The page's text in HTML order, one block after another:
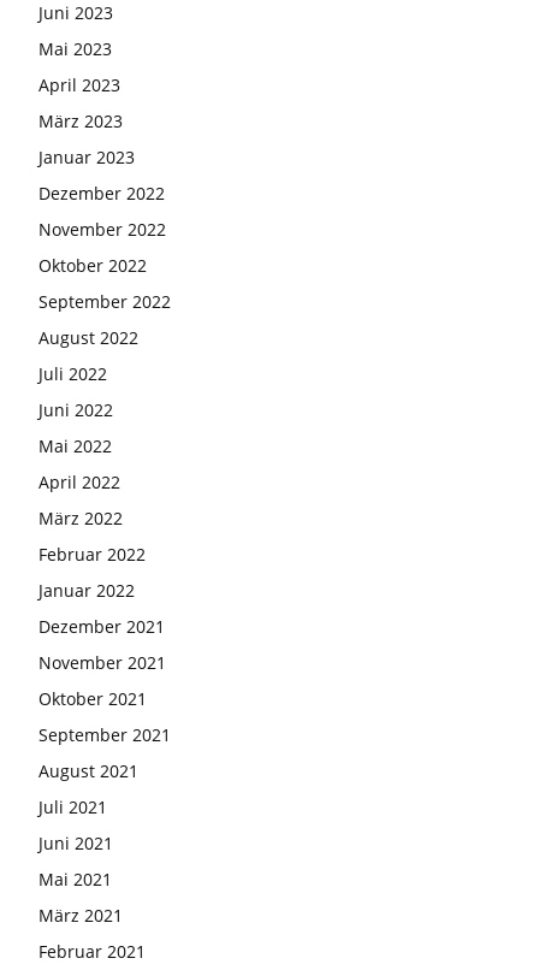
Juni 2023
Mai 2023
April 2023
März 2023
Januar 2023
Dezember 2022
November 2022
Oktober 2022
September 2022
August 2022
Juli 2022
Juni 2022
Mai 2022
April 2022
März 2022
Februar 2022
Januar 2022
Dezember 2021
November 2021
Oktober 2021
September 2021
August 2021
Juli 2021
Juni 2021
Mai 2021
März 2021
Februar 2021